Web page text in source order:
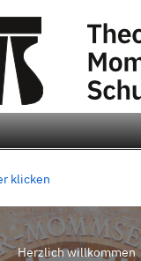
klicken
Herzlich willkommen